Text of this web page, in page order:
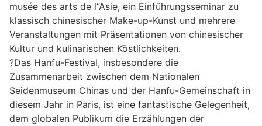
musée des arts de l“Asie, ein Einführungsseminar zu
klassisch chinesischer Make-up-Kunst und mehrere
Veranstaltungen mit Präsentationen von chinesischer
Kultur und kulinarischen Köstlichkeiten.
?Das Hanfu-Festival, insbesondere die
Zusammenarbeit zwischen dem Nationalen
Seidenmuseum Chinas und der Hanfu-Gemeinschaft in
diesem Jahr in Paris, ist eine fantastische Gelegenheit,
dem globalen Publikum die Erzählungen der